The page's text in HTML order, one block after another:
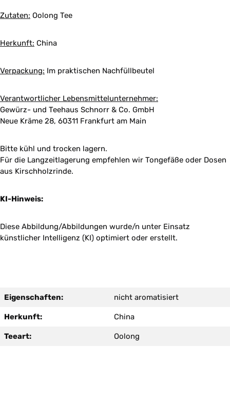
Zutaten: Oolong Tee
Herkunft: China
Verpackung: Im praktischen Nachfüllbeutel
Verantwortlicher Lebensmittelunternehmer:
Gewürz- und Teehaus Schnorr & Co. GmbH
Neue Kräme 28, 60311 Frankfurt am Main
Bitte kühl und trocken lagern.
Für die Langzeitlagerung empfehlen wir Tongefäße oder Dosen
aus Kirschholzrinde.
KI-Hinweis:
Diese Abbildung/Abbildungen wurde/n unter Einsatz
künstlicher Intelligenz (KI) optimiert oder erstellt.
Eigenschaften: nicht aromatisiert
Herkunft: China
Teeart: Oolong